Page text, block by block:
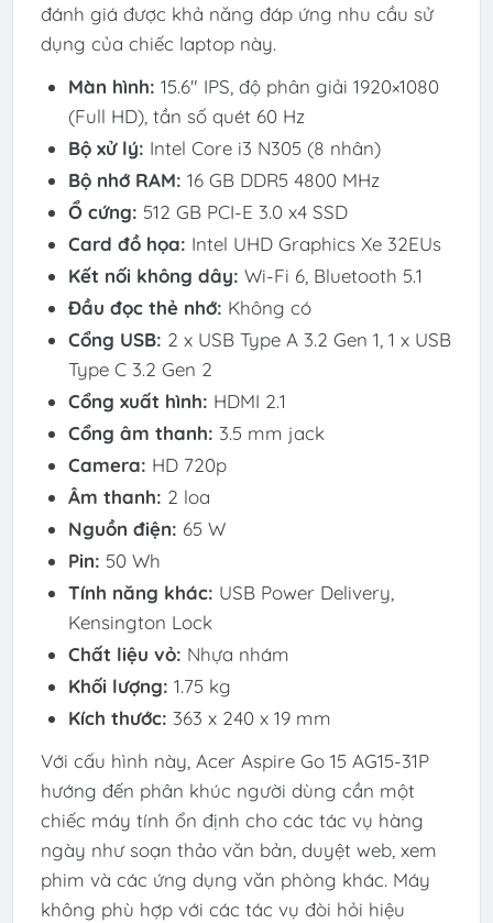
đánh giá được khả năng đáp ứng nhu cầu sử
dụng của chiếc laptop này.
Màn hình: 15.6″ IPS, độ phân giải 1920×1080
(Full HD), tần số quét 60 Hz
Bộ xử lý: Intel Core i3 N305 (8 nhân)
Bộ nhớ RAM: 16 GB DDR5 4800 MHz
Ổ cứng: 512 GB PCI-E 3.0 x4 SSD
Card đồ họa: Intel UHD Graphics Xe 32EUs
Kết nối không dây: Wi-Fi 6, Bluetooth 5.1
Đầu đọc thẻ nhớ: Không có
Cổng USB: 2 x USB Type A 3.2 Gen 1, 1 x USB
Type C 3.2 Gen 2
Cổng xuất hình: HDMI 2.1
Cổng âm thanh: 3.5 mm jack
Camera: HD 720p
Âm thanh: 2 loa
Nguồn điện: 65 W
Pin: 50 Wh
Tính năng khác: USB Power Delivery,
Kensington Lock
Chất liệu vỏ: Nhựa nhám
Khối lượng: 1.75 kg
Kích thước: 363 x 240 x 19 mm
Với cấu hình này, Acer Aspire Go 15 AG15-31P
hướng đến phân khúc người dùng cần một
chiếc máy tính ổn định cho các tác vụ hàng
ngày như soạn thảo văn bản, duyệt web, xem
phim và các ứng dụng văn phòng khác. Máy
không phù hợp với các tác vụ đòi hỏi hiệu